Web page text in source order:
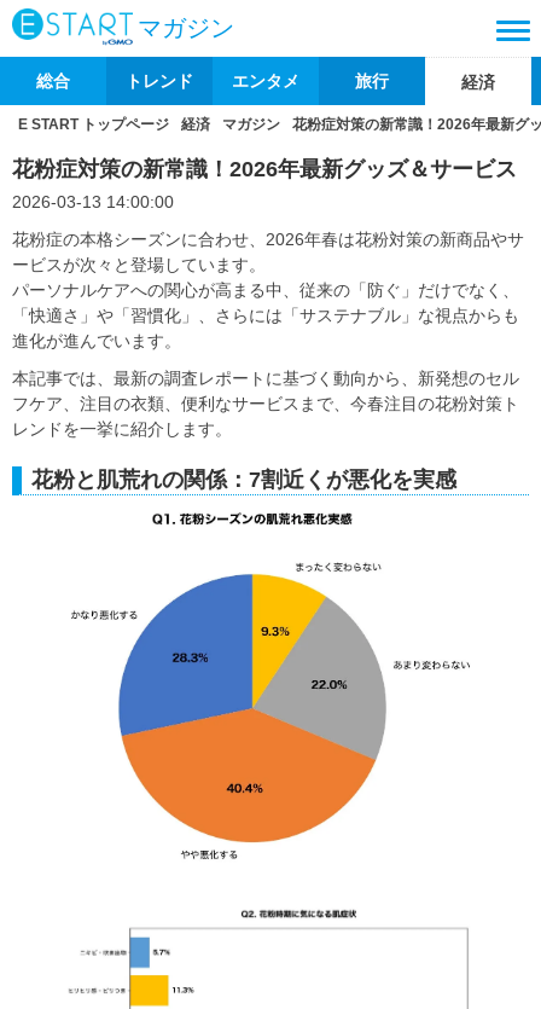
マガジン
総合 トレンド エンタメ 旅行 経済
E START トップページ 経済 マガジン 花粉症対策の新常識！2026年最新グ
花粉症対策の新常識！2026年最新グッズ＆サービス
2026-03-13 14:00:00
花粉症の本格シーズンに合わせ、2026年春は花粉対策の新商品やサ
ービスが次々と登場しています。
パーソナルケアへの関心が高まる中、従来の「防ぐ」だけでなく、
「快適さ」や「習慣化」、さらには「サステナブル」な視点からも
進化が進んでいます。
本記事では、最新の調査レポートに基づく動向から、新発想のセル
フケア、注目の衣類、便利なサービスまで、今春注目の花粉対策ト
レンドを一挙に紹介します。
花粉と肌荒れの関係：7割近くが悪化を実感